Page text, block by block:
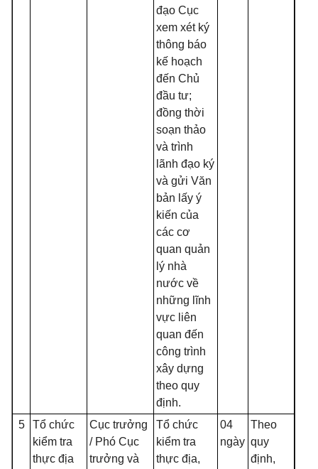
đạo Cục
xem xét ký
thông báo
kế hoạch
đến Chủ
đầu tư;
đồng thời
soạn thảo
và trình
lãnh đạo ký
và gửi Văn
bản lấy ý
kiến của
các cơ
quan quản
lý nhà
nước về
những lĩnh
vực liên
quan đến
công trình
xây dựng
theo quy
định.
5
Tổ chức
kiểm tra
thực địa
Cục trưởng
/ Phó Cục
trưởng và
Tổ chức
kiểm tra
thực địa,
04
ngày
Theo
quy
định,